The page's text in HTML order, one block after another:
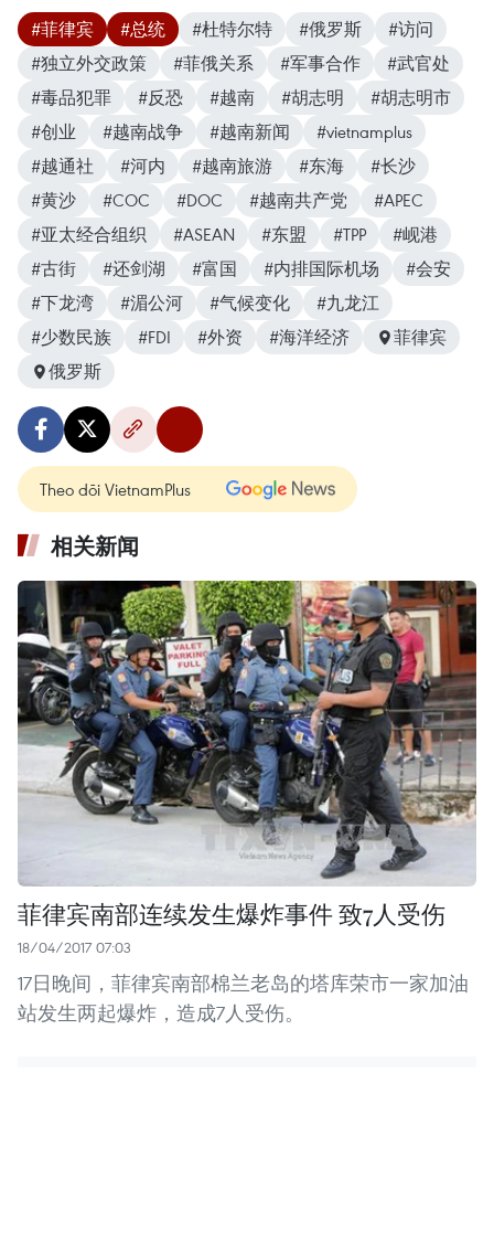
#菲律宾 #总统 #杜特尔特 #俄罗斯
#访问
#独立外交政策
#菲俄关系 #军事合作
#武官处
#毒品犯罪
#反恐 #越南 #胡志明
#胡志明市
#创业
#越南战争 #越南新闻
#vietnamplus
#越通社
#河内 #越南旅游 #东海
#长沙
#黄沙
#COC #DOC #越南共产党
#APEC
#亚太经合组织
#ASEAN #东盟 #TPP
#岘港
#古街
#还剑湖 #富国 #内排国际机场
#会安
#下龙湾
#湄公河 #气候变化
#九龙江
#少数民族
#FDI #外资 #海洋经济
菲律宾
俄罗斯
Theo dõi VietnamPlus
相关新闻
菲律宾南部连续发生爆炸事件 致7人受伤
18/04/2017 07:03
17日晚间，菲律宾南部棉兰老岛的塔库荣市一家加油
站发生两起爆炸，造成7人受伤。